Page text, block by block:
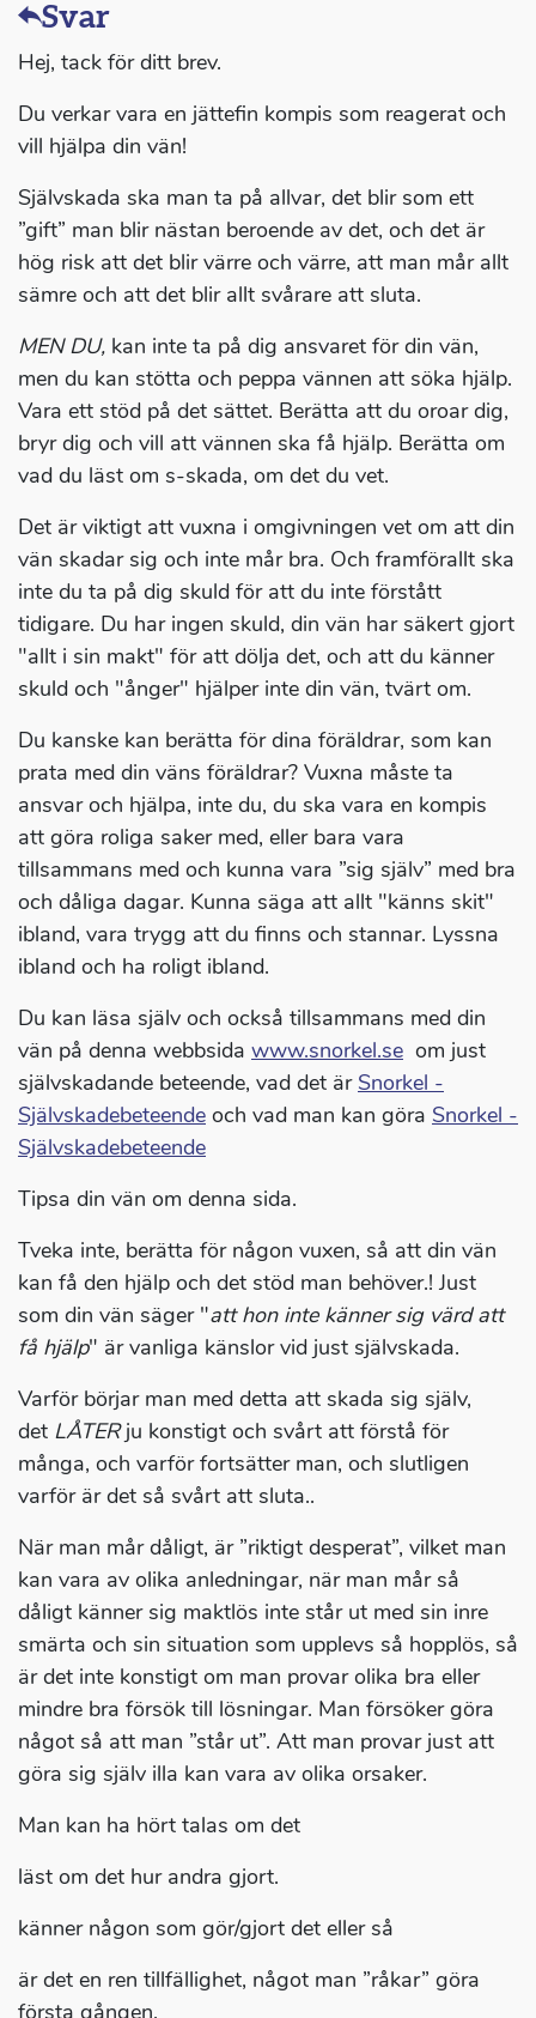
Svar
Hej, tack för ditt brev.
Du verkar vara en jättefin kompis som reagerat och
vill hjälpa din vän!
Självskada ska man ta på allvar, det blir som ett
”gift” man blir nästan beroende av det, och det är
hög risk att det blir värre och värre, att man mår allt
sämre och att det blir allt svårare att sluta.
MEN DU, kan inte ta på dig ansvaret för din vän,
men du kan stötta och peppa vännen att söka hjälp.
Vara ett stöd på det sättet. Berätta att du oroar dig,
bryr dig och vill att vännen ska få hjälp. Berätta om
vad du läst om s-skada, om det du vet.
Det är viktigt att vuxna i omgivningen vet om att din
vän skadar sig och inte mår bra. Och framförallt ska
inte du ta på dig skuld för att du inte förstått
tidigare. Du har ingen skuld, din vän har säkert gjort
"allt i sin makt" för att dölja det, och att du känner
skuld och "ånger" hjälper inte din vän, tvärt om.
Du kanske kan berätta för dina föräldrar, som kan
prata med din väns föräldrar? Vuxna måste ta
ansvar och hjälpa, inte du, du ska vara en kompis
att göra roliga saker med, eller bara vara
tillsammans med och kunna vara ”sig själv” med bra
och dåliga dagar. Kunna säga att allt "känns skit"
ibland, vara trygg att du finns och stannar. Lyssna
ibland och ha roligt ibland.
Du kan läsa själv och också tillsammans med din
vän på denna webbsida www.snorkel.se om just
självskadande beteende, vad det är Snorkel -
Självskadebeteende och vad man kan göra Snorkel -
Självskadebeteende
Tipsa din vän om denna sida.
Tveka inte, berätta för någon vuxen, så att din vän
kan få den hjälp och det stöd man behöver.! Just
som din vän säger "att hon inte känner sig värd att
få hjälp" är vanliga känslor vid just självskada.
Varför börjar man med detta att skada sig själv,
det LÅTERju konstigt och svårt att förstå för
många, och varför fortsätter man, och slutligen
varför är det så svårt att sluta..
När man mår dåligt, är ”riktigt desperat”, vilket man
kan vara av olika anledningar, när man mår så
dåligt känner sig maktlös inte står ut med sin inre
smärta och sin situation som upplevs så hopplös, så
är det inte konstigt om man provar olika bra eller
mindre bra försök till lösningar. Man försöker göra
något så att man ”står ut”. Att man provar just att
göra sig själv illa kan vara av olika orsaker.
Man kan ha hört talas om det
läst om det hur andra gjort.
känner någon som gör/gjort det eller så
är det en ren tillfällighet, något man ”råkar” göra
första gången.